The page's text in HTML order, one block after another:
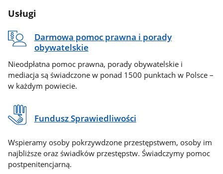
Usługi
Darmowa pomoc prawna i porady
obywatelskie
Nieodpłatna pomoc prawna, porady obywatelskie i
mediacja są świadczone w ponad 1500 punktach w Polsce –
w każdym powiecie.
Fundusz Sprawiedliwości
Wspieramy osoby pokrzywdzone przestępstwem, osoby im
najbliższe oraz świadków przestępstw. Świadczymy pomoc
postpenitencjarną.